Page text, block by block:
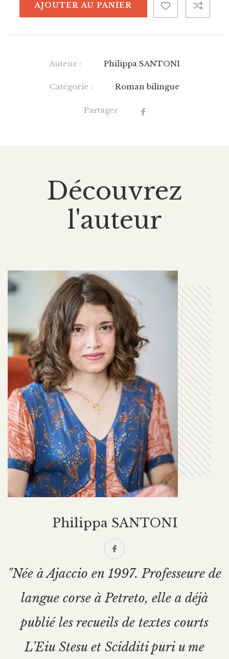
AJOUTER AU PANIER
Auteur : Philippa SANTONI
Catégorie : Roman bilingue
Partager
Découvrez
l'auteur
Philippa SANTONI
"Née à Ajaccio en 1997. Professeure de
langue corse à Petreto, elle a déjà
publié les recueils de textes courts
L’Eiu Stesu et Scidditi puri u me